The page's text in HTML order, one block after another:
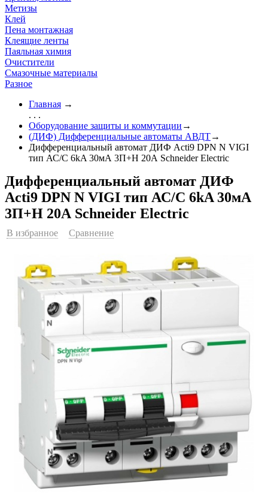
Метизы
Клей
Пена монтажная
Клеящие ленты
Паяльная химия
Очистители
Смазочные материалы
Разное
Главная →
. . .
Оборудование защиты и коммутации →
(ДИФ) Дифференциальные автоматы АВДТ→
Дифференциальный автомат ДИФ Acti9 DPN N VIGI
тип АС/С 6kA 30мА 3П+Н 20А Schneider Electric
Дифференциальный автомат ДИФ
Acti9 DPN N VIGI тип АС/С 6kA 30мА
3П+Н 20А Schneider Electric
В избранное Сравнение